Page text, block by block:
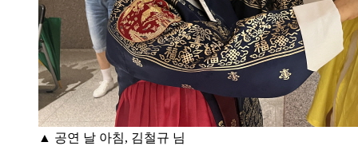
▲ 공연 날 아침, 김철규 님